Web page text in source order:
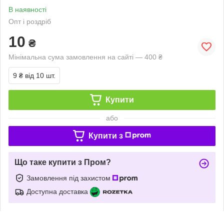
В наявності
Опт і роздріб
10 ₴
Мінімальна сума замовлення на сайті — 400 ₴
9 ₴ від 10 шт.
Купити
або
Купити з
Що таке купити з Пром?
Замовлення під захистом
Доступна доставка